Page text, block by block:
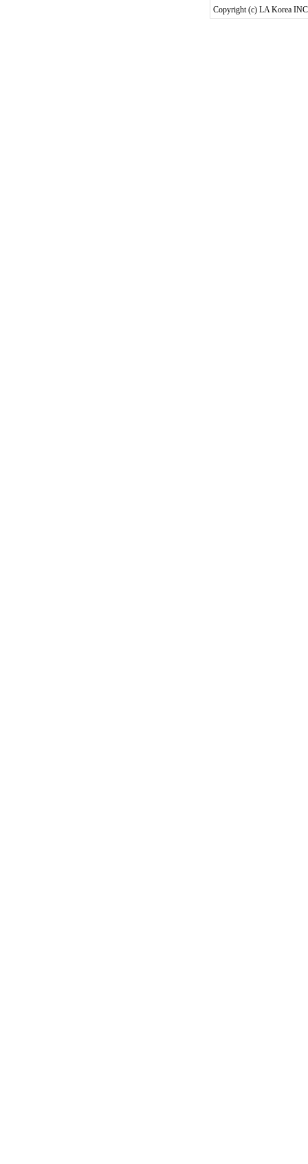
Copyright (c) LA Korea